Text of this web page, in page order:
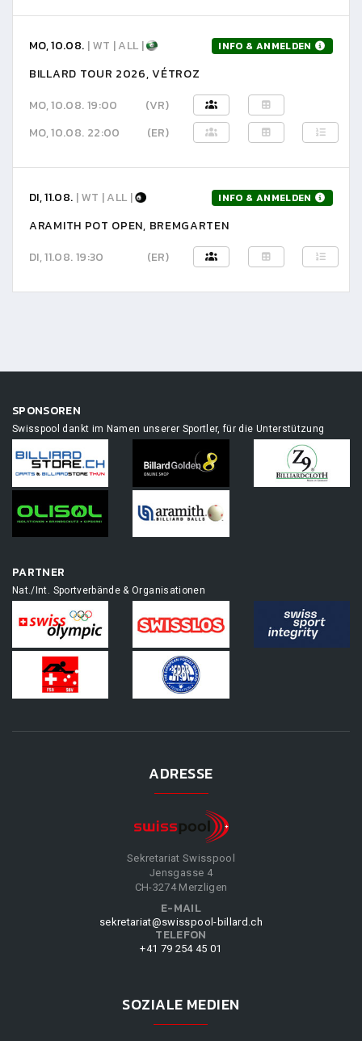
MO, 10.08. | WT | ALL | INFO & ANMELDEN
BILLARD TOUR 2026, VÉTROZ
MO, 10.08. 19:00
(VR)
MO, 10.08. 22:00
(ER)
DI, 11.08. | WT | ALL | INFO & ANMELDEN
ARAMITH POT OPEN, BREMGARTEN
DI, 11.08. 19:30
(ER)
SPONSOREN
Swisspool dankt im Namen unserer Sportler, für die Unterstützung
PARTNER
Nat./Int. Sportverbände & Organisationen
ADRESSE
Sekretariat Swisspool
Jensgasse 4
CH-3274 Merzligen
E-MAIL
sekretariat@swisspool-billard.ch
TELEFON
+41 79 254 45 01
SOZIALE MEDIEN